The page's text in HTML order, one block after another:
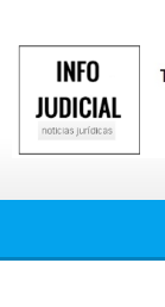
contenido